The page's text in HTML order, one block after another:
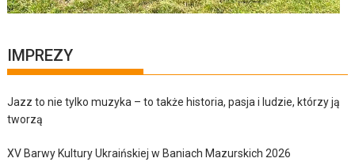
IMPREZY
Jazz to nie tylko muzyka – to także historia, pasja i ludzie, którzy ją
tworzą
XV Barwy Kultury Ukraińskiej w Baniach Mazurskich 2026